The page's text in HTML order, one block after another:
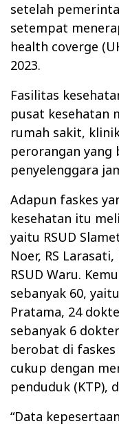
setelah
setempat
health coverge
2023.
Fasilitas
pusat kesehatan
rumah sakit,
perorangan yang
penyelenggara
Adapun faskes
kesehatan itu
yaitu RSUD
Noer, RS
RSUD Waru.
sebanyak 60,
Pratama, 24
sebanyak 6
berobat di
cukup dengan
penduduk (KTP),
“Data